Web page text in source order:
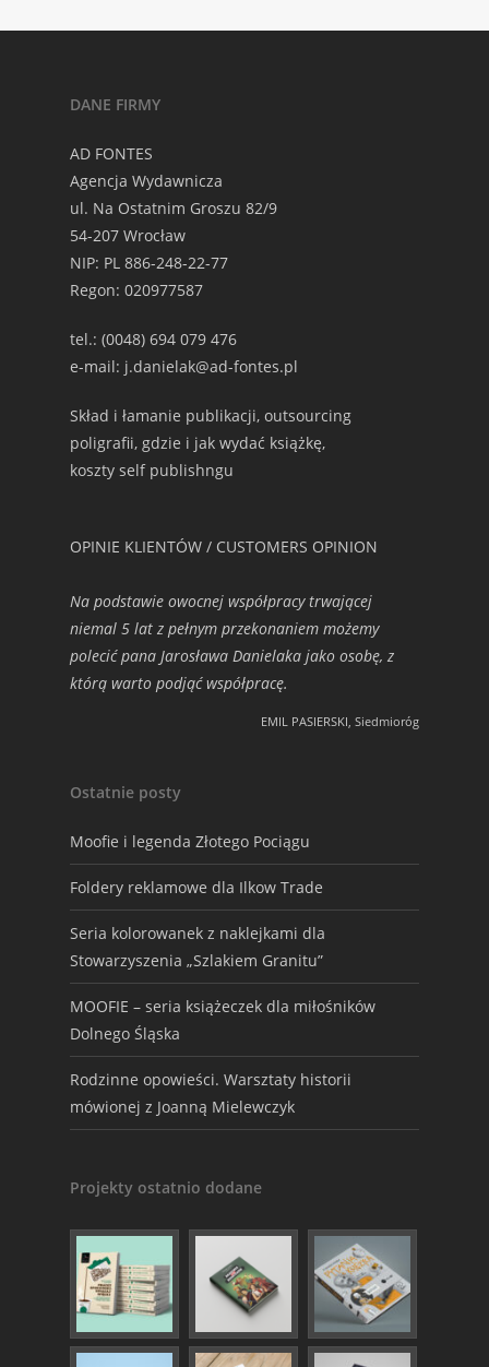
DANE FIRMY
AD FONTES
Agencja Wydawnicza
ul. Na Ostatnim Groszu 82/9
54-207 Wrocław
NIP: PL 886-248-22-77
Regon: 020977587
tel.: (0048) 694 079 476
e-mail: j.danielak@ad-fontes.pl
Skład i łamanie publikacji, outsourcing
poligrafii, gdzie i jak wydać książkę,
koszty self publishngu
OPINIE KLIENTÓW / CUSTOMERS OPINION
Na podstawie owocnej współpracy trwającej
niemal 5 lat z pełnym przekonaniem możemy
polecić pana Jarosława Danielaka jako osobę, z
którą warto podjąć współpracę.
EMIL PASIERSKI, Siedmioróg
Ostatnie posty
Moofie i legenda Złotego Pociągu
Foldery reklamowe dla Ilkow Trade
Seria kolorowanek z naklejkami dla
Stowarzyszenia „Szlakiem Granitu”
MOOFIE – seria książeczek dla miłośników
Dolnego Śląska
Rodzinne opowieści. Warsztaty historii
mówionej z Joanną Mielewczyk
Projekty ostatnio dodane